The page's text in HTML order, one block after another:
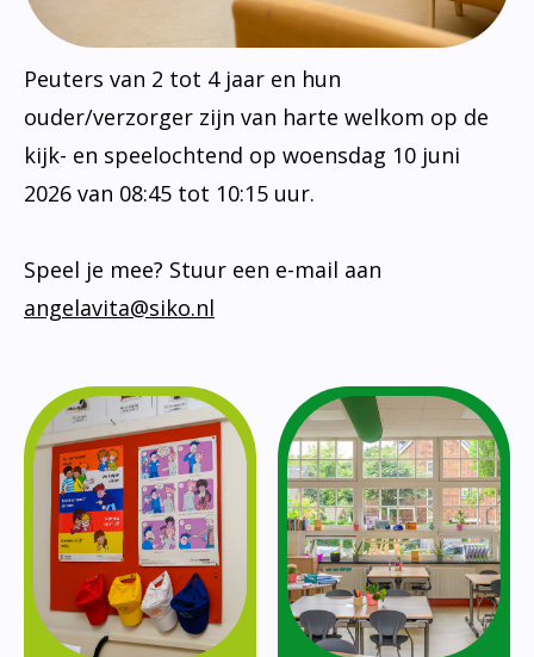
Peuters van 2 tot 4 jaar en hun
ouder/verzorger zijn van harte welkom op de
kijk- en speelochtend op woensdag 10 juni
2026 van 08:45 tot 10:15 uur.
Speel je mee? Stuur een e-mail aan
angelavita@siko.nl